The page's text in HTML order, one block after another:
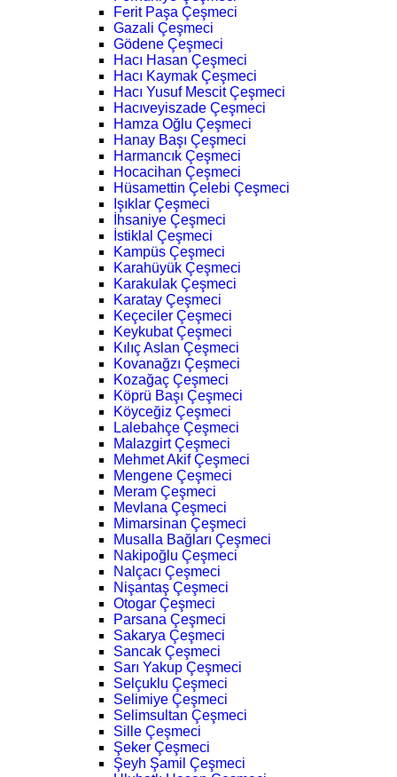
Ferit Paşa Çeşmeci
Gazali Çeşmeci
Gödene Çeşmeci
Hacı Hasan Çeşmeci
Hacı Kaymak Çeşmeci
Hacı Yusuf Mescit Çeşmeci
Hacıveyiszade Çeşmeci
Hamza Oğlu Çeşmeci
Hanay Başı Çeşmeci
Harmancık Çeşmeci
Hocacihan Çeşmeci
Hüsamettin Çelebi Çeşmeci
Işıklar Çeşmeci
İhsaniye Çeşmeci
İstiklal Çeşmeci
Kampüs Çeşmeci
Karahüyük Çeşmeci
Karakulak Çeşmeci
Karatay Çeşmeci
Keçeciler Çeşmeci
Keykubat Çeşmeci
Kılıç Aslan Çeşmeci
Kovanağzı Çeşmeci
Kozağaç Çeşmeci
Köprü Başı Çeşmeci
Köyceğiz Çeşmeci
Lalebahçe Çeşmeci
Malazgirt Çeşmeci
Mehmet Akif Çeşmeci
Mengene Çeşmeci
Meram Çeşmeci
Mevlana Çeşmeci
Mimarsinan Çeşmeci
Musalla Bağları Çeşmeci
Nakipoğlu Çeşmeci
Nalçacı Çeşmeci
Nişantaş Çeşmeci
Otogar Çeşmeci
Parsana Çeşmeci
Sakarya Çeşmeci
Sancak Çeşmeci
Sarı Yakup Çeşmeci
Selçuklu Çeşmeci
Selimiye Çeşmeci
Selimsultan Çeşmeci
Sille Çeşmeci
Şeker Çeşmeci
Şeyh Şamil Çeşmeci